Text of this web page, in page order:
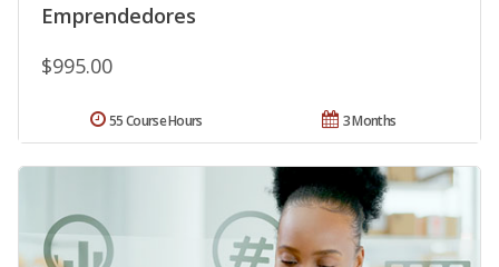
Emprendedores
$995.00
3 Months
55 Course Hours